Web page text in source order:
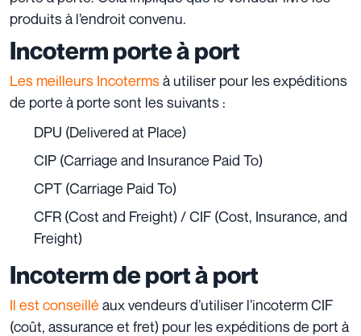
produits à l’endroit convenu.
Incoterm porte à port
Les meilleurs Incotermsà utiliser pour les expéditions
de porte à porte sont les suivants :
DPU (Delivered at Place)
CIP (Carriage and Insurance Paid To)
CPT (Carriage Paid To)
CFR (Cost and Freight) / CIF (Cost, Insurance, and
Freight)
Incoterm de port à port
Il est conseillé aux vendeurs d’utiliser l’incoterm CIF
(coût, assurance et fret) pour les expéditions de port à